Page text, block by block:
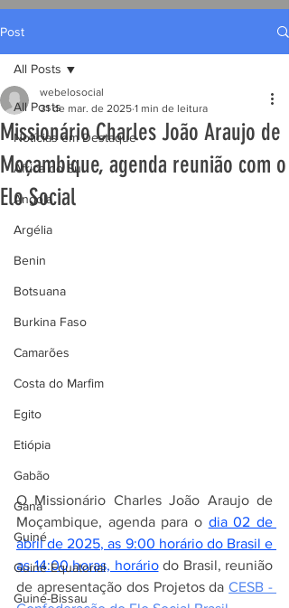
Post
All Posts
Notícias em Destaque
África do Sul
Angola
Argélia
Benin
Botsuana
Burkina Faso
Camarões
Costa do Marfim
Egito
Etiópia
Gabão
Gana
Guiné
Guiné Equatorial
Guiné-Bissau
All Posts
Missionário Charles João Araujo de
Moçambique, agenda reunião com o
Elo Social
webelosocial
31 de mar. de 2025 1 min de leitura
O Missionário Charles João Araujo de
Moçambique, agenda para o dia 02 de
abril de 2025, as 9:00 horário do Brasil e
as 14:00 horas, horário do Brasil, reunião
de apresentação dos Projetos da CESB -